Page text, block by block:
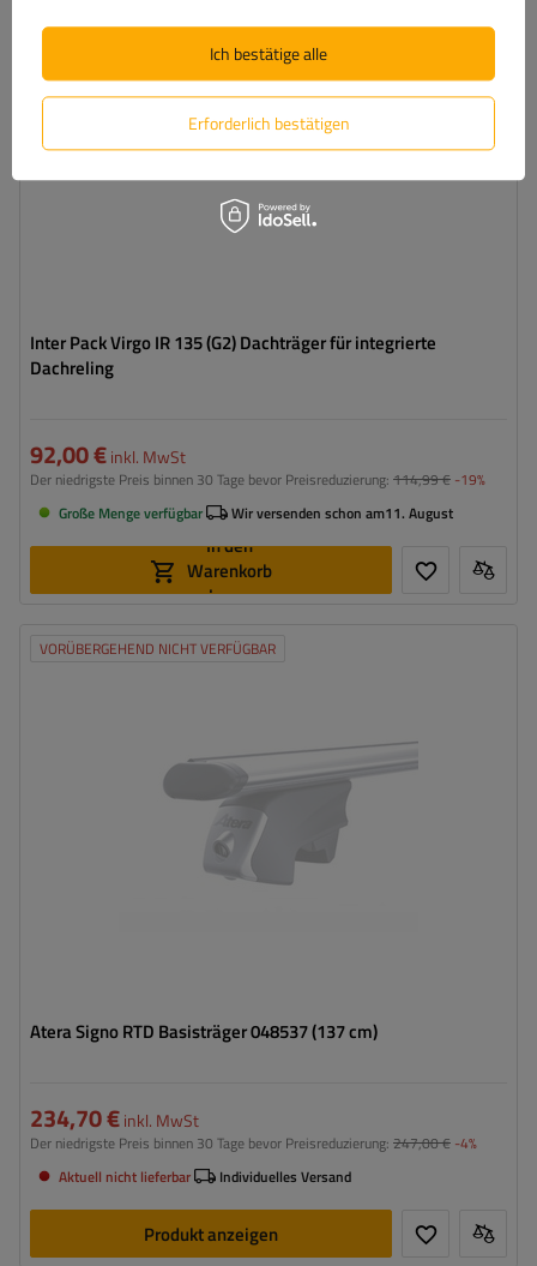
Inter Pack Virgo IR 135 (G2) Dachträger für integrierte
Dachreling
92,00 €inkl. MwSt
Der niedrigste Preis binnen 30 Tage bevor Preisreduzierung: 114,99 € -19%
Große Menge verfügbar
Wir versenden schon am11. August
In den
Warenkorb
legen
VORÜBERGEHEND NICHT VERFÜGBAR
Atera Signo RTD Basisträger 048537 (137 cm)
234,70 €inkl. MwSt
Der niedrigste Preis binnen 30 Tage bevor Preisreduzierung: 247,00 € -4%
Aktuell nicht lieferbar
Individuelles Versand
Produkt anzeigen
Erforderlich bestätigen
Ich bestätige alle